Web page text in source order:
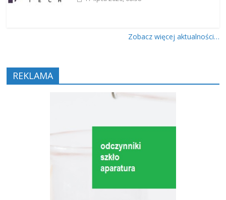
Zobacz więcej aktualności…
REKLAMA